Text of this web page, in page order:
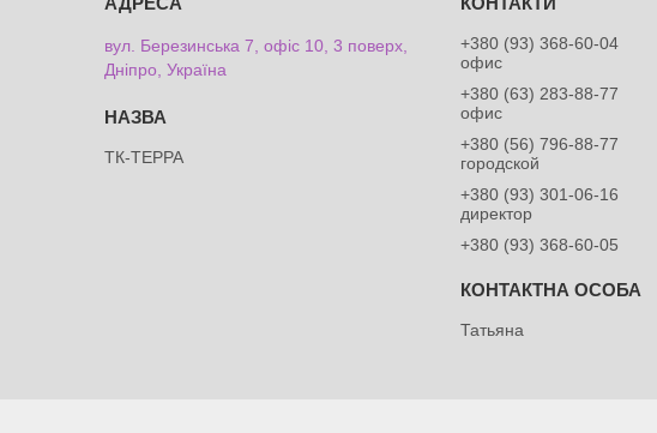
вул. Березинська 7, офіс 10, 3 поверх,
Дніпро, Україна
ТК-ТЕРРА
+380 (93) 368-60-04
офис
+380 (63) 283-88-77
офис
+380 (56) 796-88-77
городской
+380 (93) 301-06-16
директор
+380 (93) 368-60-05
Татьяна